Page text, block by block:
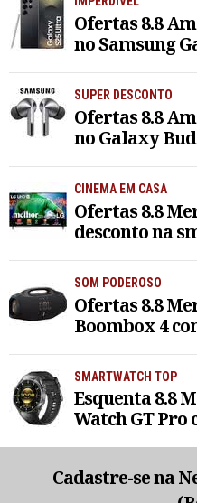
Ofertas 8.8
no Samsung
SUPER DESCONTO
Ofertas 8.8
no Galaxy
CINEMA EM CASA
Ofertas 8.8
desconto na
SOM PODEROSO
Ofertas 8.8
Boombox 4
SMARTWATCH TOP
Esquenta 8.8
Watch GT Pro
Cadastre-se na